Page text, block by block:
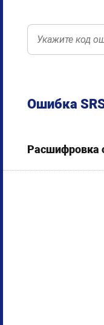
Ошибка
Расшифровка